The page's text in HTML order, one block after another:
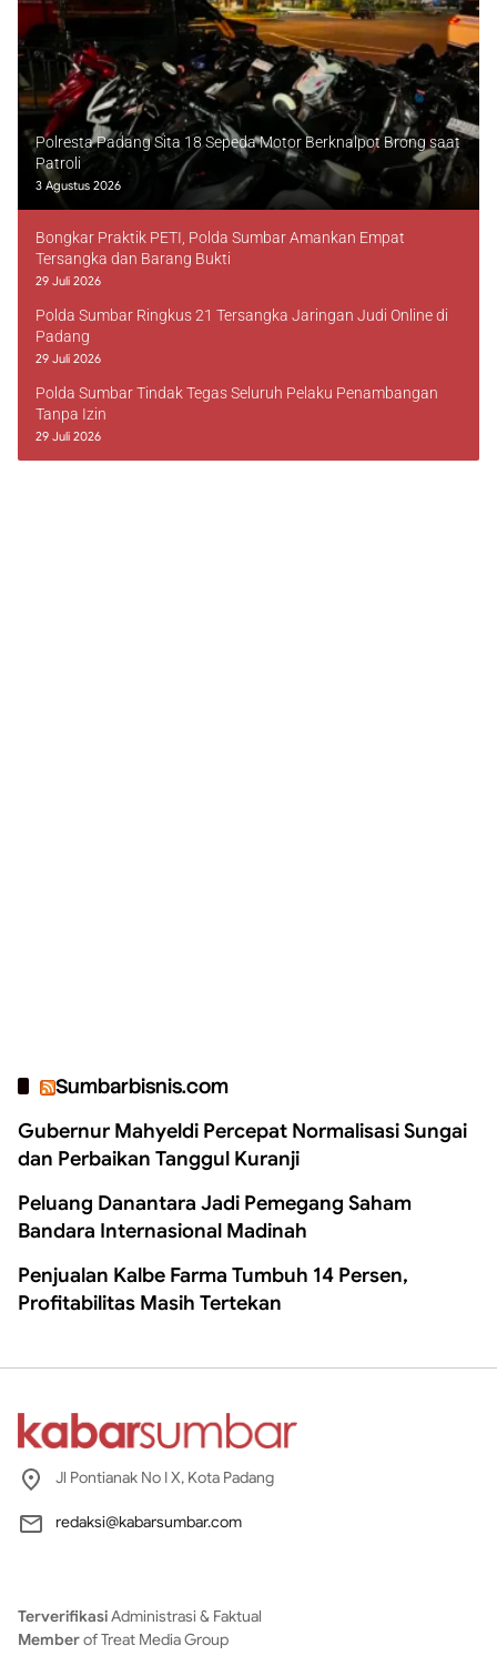
Polresta Padang Sita 18 Sepeda Motor Berknalpot Brong saat
Patroli
3 Agustus 2026
Bongkar Praktik PETI, Polda Sumbar Amankan Empat
Tersangka dan Barang Bukti
29 Juli 2026
Polda Sumbar Ringkus 21 Tersangka Jaringan Judi Online di
Padang
29 Juli 2026
Polda Sumbar Tindak Tegas Seluruh Pelaku Penambangan
Tanpa Izin
29 Juli 2026
Sumbarbisnis.com
Gubernur Mahyeldi Percepat Normalisasi Sungai
dan Perbaikan Tanggul Kuranji
Peluang Danantara Jadi Pemegang Saham
Bandara Internasional Madinah
Penjualan Kalbe Farma Tumbuh 14 Persen,
Profitabilitas Masih Tertekan
Jl Pontianak No I X, Kota Padang
redaksi@kabarsumbar.com
TerverifikasiAdministrasi & Faktual
Memberof Treat Media Group